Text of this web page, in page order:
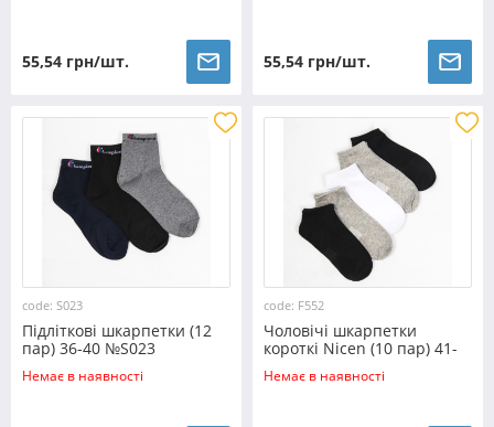
55,54 грн/шт. 55,54 грн/шт.
code: S023
Підліткові шкарпетки (12
пар) 36-40 №S023
Немає в наявності
code: F552
Чоловічі шкарпетки
короткі Nicen (10 пар) 41-
47 №F552
Немає в наявності